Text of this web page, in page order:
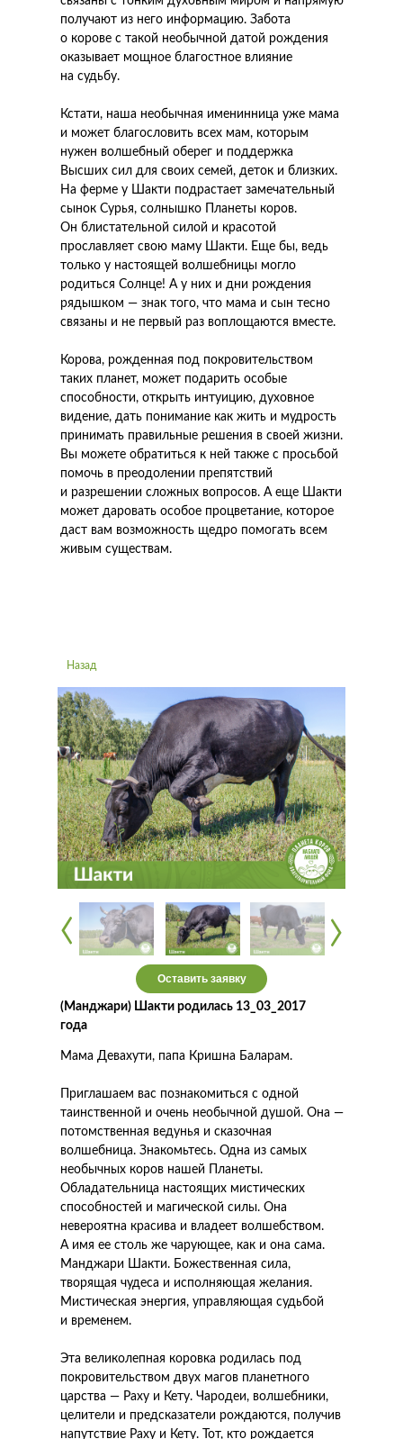
получают из него информацию. Забота
о корове с такой необычной датой рождения
оказывает мощное благостное влияние
на судьбу.
Кстати, наша необычная именинница уже мама
и может благословить всех мам, которым
нужен волшебный оберег и поддержка
Высших сил для своих семей, деток и близких.
На ферме у Шакти подрастает замечательный
сынок Сурья, солнышко Планеты коров.
Он блистательной силой и красотой
прославляет свою маму Шакти. Еще бы, ведь
только у настоящей волшебницы могло
родиться Солнце! А у них и дни рождения
рядышком — знак того, что мама и сын тесно
связаны и не первый раз воплощаются вместе.
Корова, рожденная под покровительством
таких планет, может подарить особые
способности, открыть интуицию, духовное
видение, дать понимание как жить и мудрость
принимать правильные решения в своей жизни.
Вы можете обратиться к ней также с просьбой
помочь в преодолении препятствий
и разрешении сложных вопросов. А еще Шакти
может даровать особое процветание, которое
даст вам возможность щедро помогать всем
живым существам.
Оставить заявку
Назад
Мама Девахути, папа Кришна Баларам.
Приглашаем вас познакомиться с одной
таинственной и очень необычной душой. Она —
потомственная ведунья и сказочная
волшебница. Знакомьтесь. Одна из самых
необычных коров нашей Планеты.
Обладательница настоящих мистических
способностей и магической силы. Она
невероятна красива и владеет волшебством.
А имя ее столь же чарующее, как и она сама.
Манджари Шакти. Божественная сила,
творящая чудеса и исполняющая желания.
Мистическая энергия, управляющая судьбой
и временем.
Эта великолепная коровка родилась под
покровительством двух магов планетного
царства — Раху и Кету. Чародеи, волшебники,
целители и предсказатели рождаются, получив
напутствие Раху и Кету. Тот, кто рождается
(Манджари) Шакти родилась 13_03_2017
года
‹
‹
‹
‹